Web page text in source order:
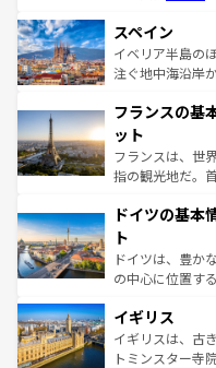
ろん、トスカー
景など、自然景
ピザやパスタな
ませてくれるイ
なお、新着のイ
しい。
スペイン
イベリア半島の
注ぐ地中海沿岸
文化が根付くこ
れる闘牛、そし
る。首都マドリ
アートに溢れた
せる。地方によ
ンテンツ一覧 を
フランスの基
ット
フランスは、世
指の観光地だ。
で、幅広い魅力
聖堂、美しいビ
から魅了する。
れ、フランス料
香り高いラベン
らに、パリ以外
も豊かな歴史と
ドイツの基本
ト
ドイツは、豊か
の中心に位置す
顔を持つこの国
ルリンの文化的
してライン川沿
イギリス
イギリスは、古
トミンスター寺